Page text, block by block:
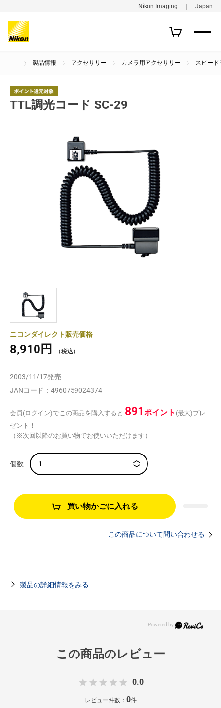
Nikon Imaging ｜ Japan
製品情報 アクセサリー カメラ用アクセサリー スピード
TTL調光コード SC-29
ニコンダイレクト販売価格
8,910円
2003/11/17発売
JANコード： 4960759024374
会員(ログイン)でこの商品を購入すると 891 ポイント (最大)プレ
ゼント！
（※次回以降のお買い物でお使いいただけます）
買い物かごに入れる
この商品について問い合わせる
製品の詳細情報をみる
0.0
レビュー件数： 0件